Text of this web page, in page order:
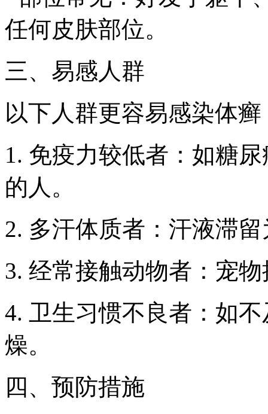
任何皮肤部位。
三、易感人群
以下人群更容易感染体癣
1. 免疫力较低者：如糖
的人。
2. 多汗体质者：汗液滞
3. 经常接触动物者：宠
4. 卫生习惯不良者：如
燥。
四、预防措施